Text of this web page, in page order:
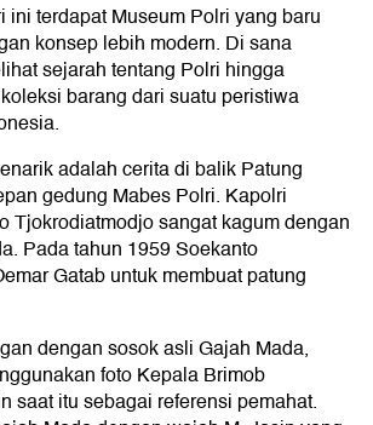
ini terdapat Museum Polri yang baru
konsep lebih modern. Di sana
sejarah tentang Polri hingga
barang dari suatu peristiwa
adalah cerita di balik Patung
gedung Mabes Polri. Kapolri
Tjokrodiatmodjo sangat kagum dengan
Pada tahun 1959 Soekanto
Gatab untuk membuat patung
dengan sosok asli Gajah Mada,
foto Kepala Brimob
saat itu sebagai referensi pemahat.